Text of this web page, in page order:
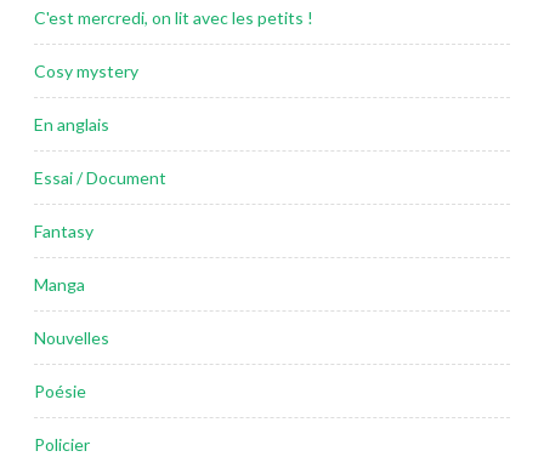
C'est mercredi, on lit avec les petits !
Cosy mystery
En anglais
Essai / Document
Fantasy
Manga
Nouvelles
Poésie
Policier